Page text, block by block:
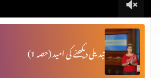
تبدیلی دیکھنے کی امید (حصہ 1)